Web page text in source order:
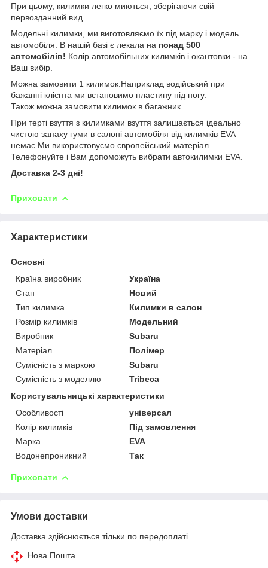
При цьому, килимки легко миються, зберігаючи свій
первозданний вид.
Модельні килимки, ми виготовляємо їх під марку і модель
автомобіля. В нашій базі є лекала на понад 500
автомобілів! Колір автомобільних килимків і окантовки - на
Ваш вибір.
Можна замовити 1 килимок.Наприклад водійський при
бажанні клієнта ми встановимо пластину під ногу.
Також можна замовити килимок в багажник.
При терті взуття з килимками взуття залишається ідеально
чистою запаху гуми в салоні автомобіля від килимків EVA
немає.Ми використовуємо європейський матеріал.
Телефонуйте і Вам допоможуть вибрати автокилимки EVA.
Доставка 2-3 дні!
Приховати
Характеристики
Основні
Країна виробник
Україна
Стан
Новий
Тип килимка
Килимки в салон
Розмір килимків
Модельний
Виробник
Subaru
Матеріал
Полімер
Сумісність з маркою
Subaru
Сумісність з моделлю
Tribeca
Користувальницькі характеристики
Особливості
універсал
Колір килимків
Під замовлення
Марка
EVA
Водонепроникний
Так
Приховати
Умови доставки
Доставка здійснюється тільки по передоплаті.
Нова Пошта